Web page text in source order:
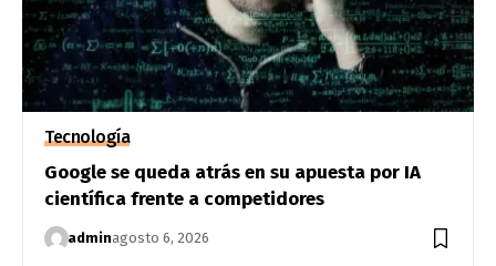
Tecnología
Google se queda atrás en su apuesta por IA
científica frente a competidores
adminagosto 6, 2026